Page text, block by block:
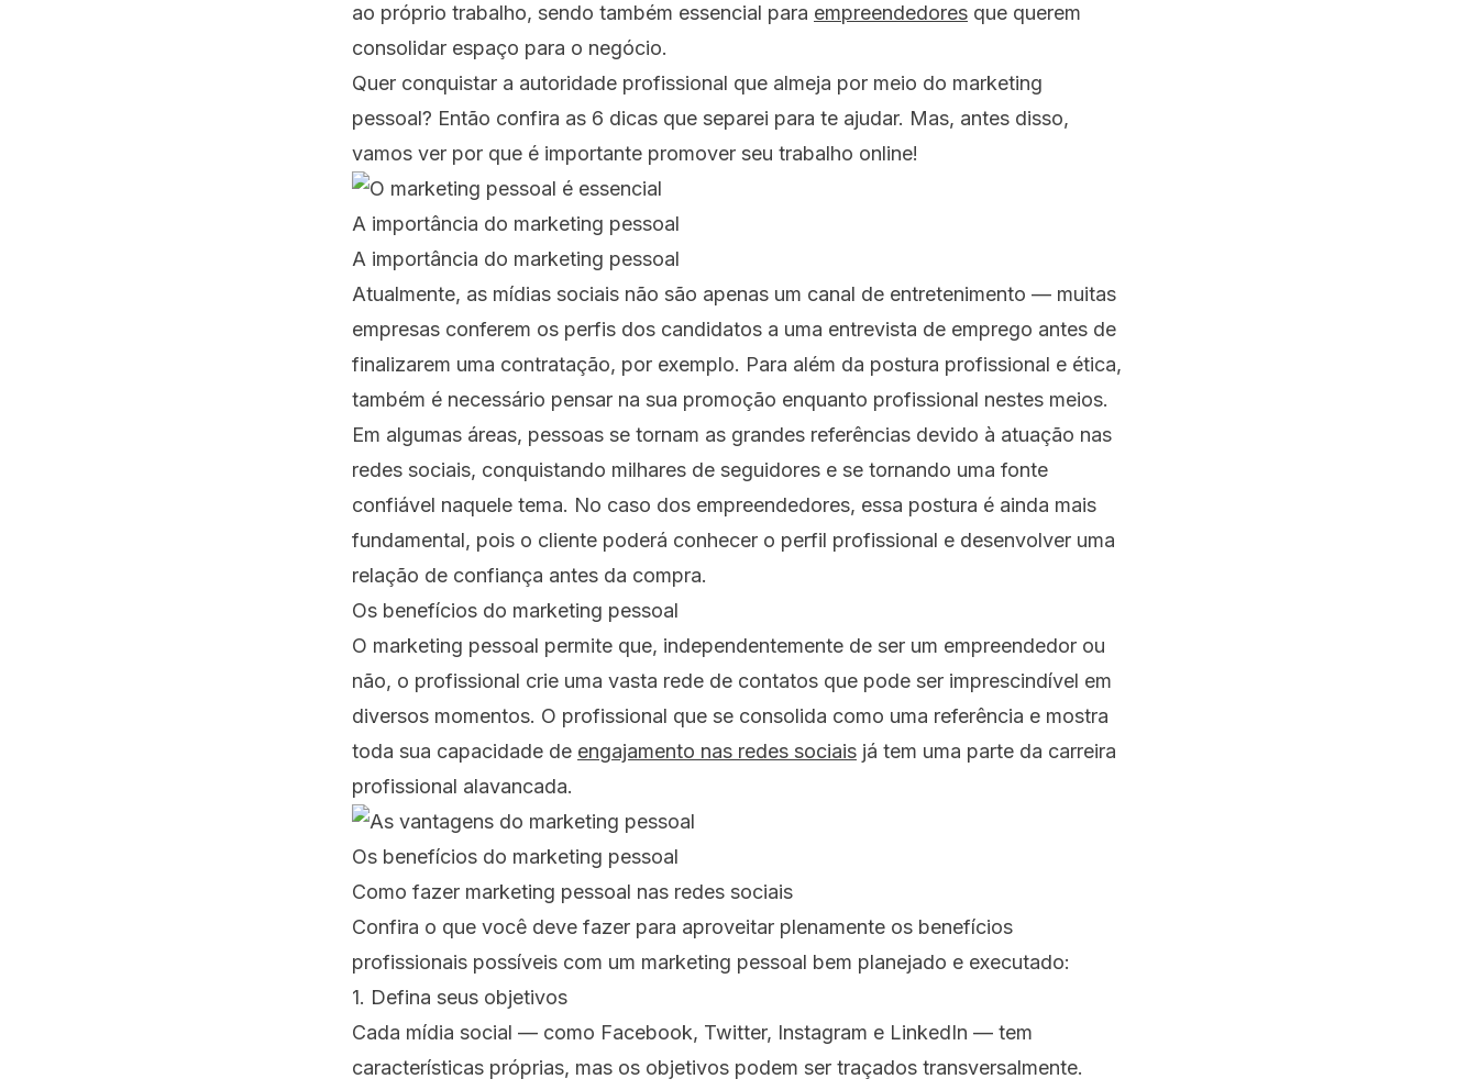
ao próprio trabalho, sendo também essencial para empreendedores que querem
consolidar espaço para o negócio.
Quer conquistar a autoridade profissional que almeja por meio do marketing
pessoal? Então confira as 6 dicas que separei para te ajudar. Mas, antes disso,
vamos ver por que é importante promover seu trabalho online!
A importância do marketing pessoal
A importância do marketing pessoal
Atualmente, as mídias sociais não são apenas um canal de entretenimento — muitas
empresas conferem os perfis dos candidatos a uma entrevista de emprego antes de
finalizarem uma contratação, por exemplo. Para além da postura profissional e ética,
também é necessário pensar na sua promoção enquanto profissional nestes meios.
Em algumas áreas, pessoas se tornam as grandes referências devido à atuação nas
redes sociais, conquistando milhares de seguidores e se tornando uma fonte
confiável naquele tema. No caso dos empreendedores, essa postura é ainda mais
fundamental, pois o cliente poderá conhecer o perfil profissional e desenvolver uma
relação de confiança antes da compra.
Os benefícios do marketing pessoal
O marketing pessoal permite que, independentemente de ser um empreendedor ou
não, o profissional crie uma vasta rede de contatos que pode ser imprescindível em
diversos momentos. O profissional que se consolida como uma referência e mostra
toda sua capacidade de engajamento nas redes sociais já tem uma parte da carreira
profissional alavancada.
Os benefícios do marketing pessoal
Como fazer marketing pessoal nas redes sociais
Confira o que você deve fazer para aproveitar plenamente os benefícios
profissionais possíveis com um marketing pessoal bem planejado e executado:
1. Defina seus objetivos
Cada mídia social — como Facebook, Twitter, Instagram e LinkedIn — tem
características próprias, mas os objetivos podem ser traçados transversalmente.